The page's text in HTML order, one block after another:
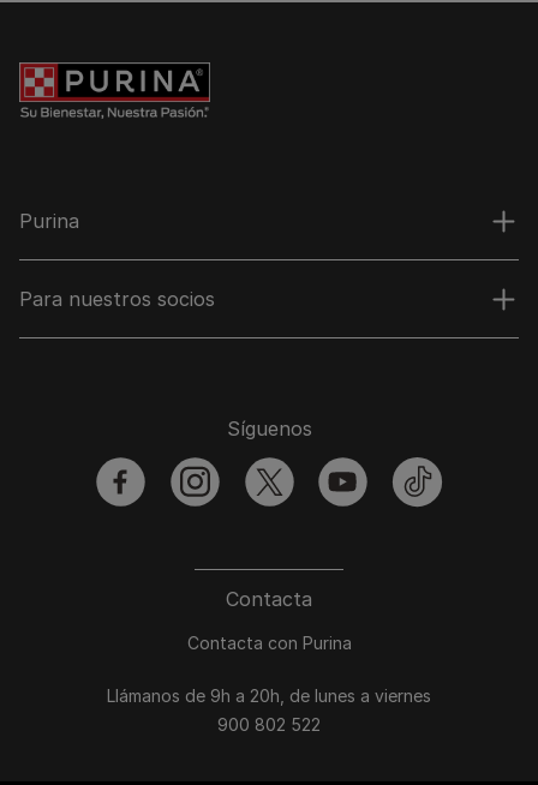
Purina
Para nuestros socios
Contacta
Contacta con Purina
Llámanos de 9h a 20h, de lunes a viernes
900 802 522
Síguenos
facebookinstagramtwitter youtubetiktok